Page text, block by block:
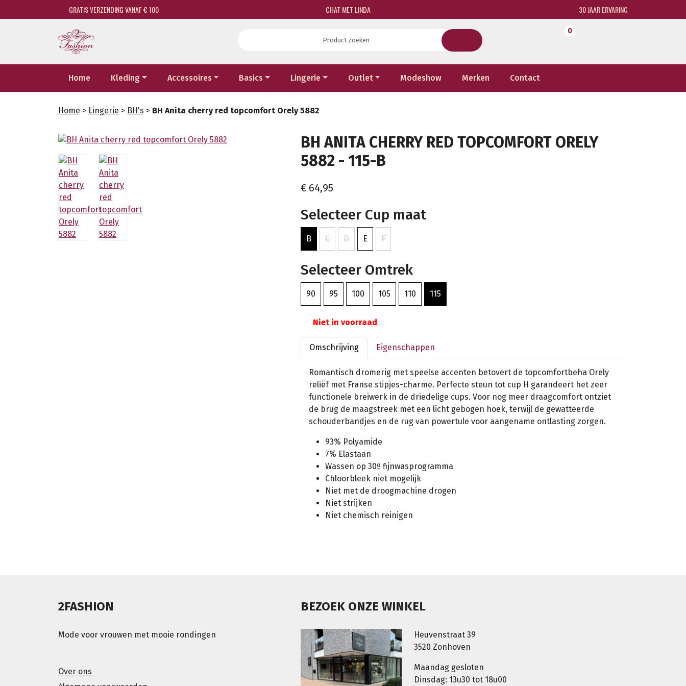
GRATIS VERZENDING VANAF € 100 CHAT MET LINDA 30 JAAR ERVARING
0
Home Kleding Accessoires Basics Lingerie Outlet Modeshow Merken Contact
Home > Lingerie > BH's > BH Anita cherry red topcomfort Orely 5882
BH ANITA CHERRY RED TOPCOMFORT ORELY
5882 - 115-B
€ 64,95
Selecteer Cup maat
B C D E F
Selecteer Omtrek
90 95 100 105 110 115
Niet in voorraad
Omschrijving Eigenschappen
Romantisch dromerig met speelse accenten betovert de topcomfortbeha Orely
reliëf met Franse stipjes-charme. Perfecte steun tot cup H garandeert het zeer
functionele breiwerk in de driedelige cups. Voor nog meer draagcomfort ontziet
de brug de maagstreek met een licht gebogen hoek, terwijl de gewatteerde
schouderbandjes en de rug van powertule voor aangename ontlasting zorgen.
93% Polyamide
7% Elastaan
Wassen op 30º fijnwasprogramma
Chloorbleek niet mogelijk
Niet met de droogmachine drogen
Niet strijken
Niet chemisch reinigen
2FASHION
Mode voor vrouwen met mooie rondingen
Over ons
BEZOEK ONZE WINKEL
Heuvenstraat 39
3520 Zonhoven
Maandag gesloten
Dinsdag: 13u30 tot 18u00